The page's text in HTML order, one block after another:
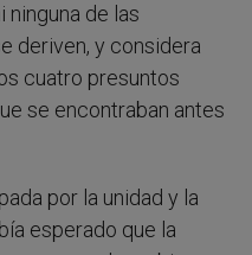
de las
deriven, y considera
cuatro presuntos
se encontraban antes
por la unidad y la
esperado que la